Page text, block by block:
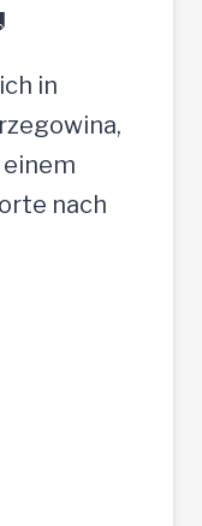
in
nach